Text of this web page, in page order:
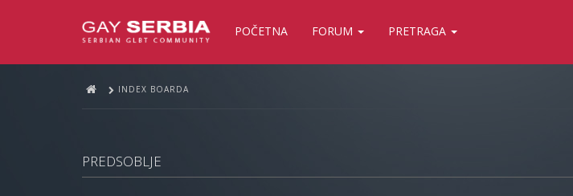
POČETNA FORUM PRETRAGA
INDEX BOARDA
PREDSOBLJE